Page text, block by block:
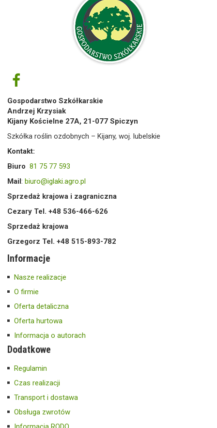
Gospodarstwo Szkółkarskie
Andrzej Krzysiak
Kijany Kościelne 27A, 21-077 Spiczyn
Szkółka roślin ozdobnych – Kijany, woj. lubelskie
Kontakt:
Biuro 81 75 77 593
Mail: biuro@iglaki.agro.pl
Sprzedaż krajowa i zagraniczna
Cezary Tel. +48 536-466-626
Sprzedaż krajowa
Grzegorz Tel. +48 515-893-782
Informacje
Nasze realizacje
O firmie
Oferta detaliczna
Oferta hurtowa
Informacja o autorach
Dodatkowe
Regulamin
Czas realizacji
Transport i dostawa
Obsługa zwrotów